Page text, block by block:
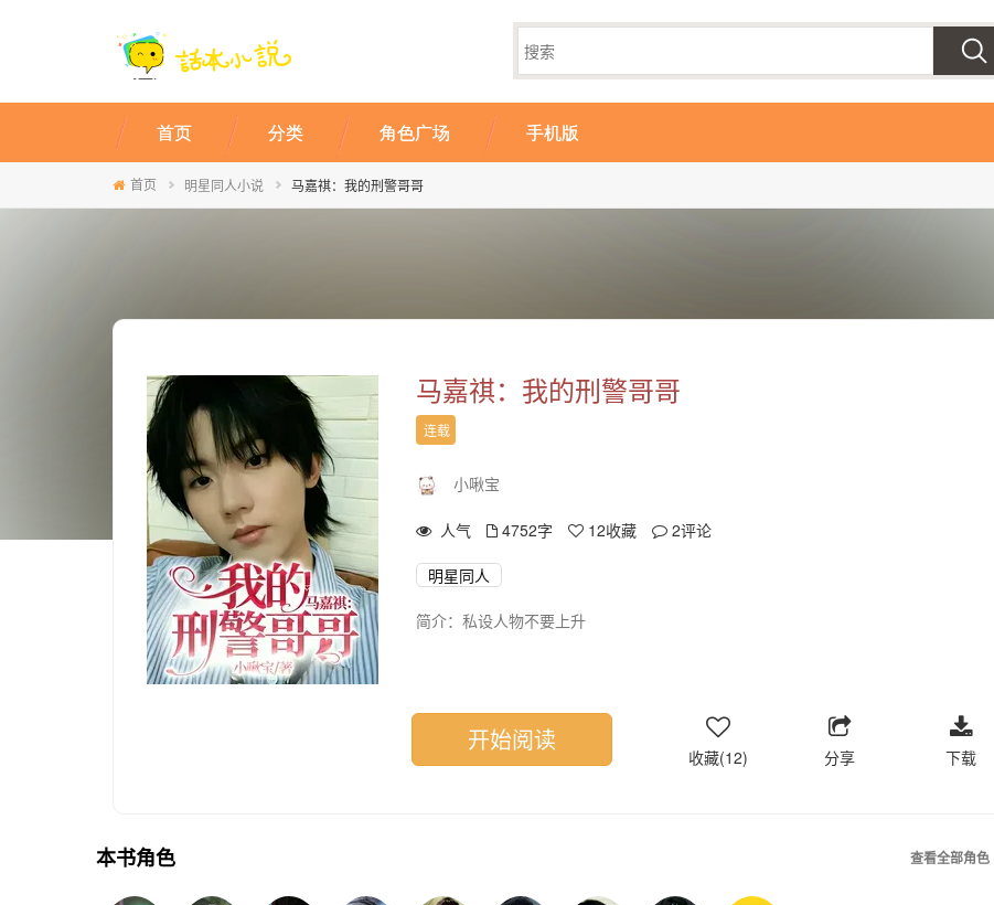
首页 分类 角色广场 手机版
首页 明星同人小说 马嘉祺：我的刑警哥哥
马嘉祺：我的刑警哥哥
连载
小啾宝
人气 4752字 12收藏 2评论
明星同人
简介：私设人物不要上升
开始阅读
收藏(12) 分享 下载
本书角色 查看全部角色